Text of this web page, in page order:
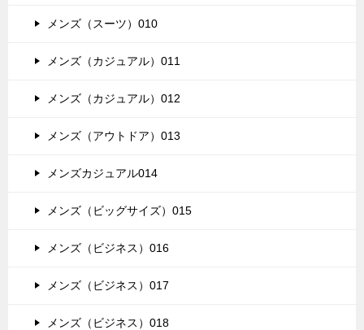
メンズ（スーツ）010
メンズ（カジュアル）011
メンズ（カジュアル）012
メンズ（アウトドア）013
メンズカジュアル014
メンズ（ビッグサイズ）015
メンズ（ビジネス）016
メンズ（ビジネス）017
メンズ（ビジネス）018